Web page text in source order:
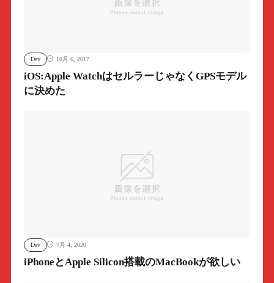
Dev 10月 6, 2017
iOS:Apple WatchはセルラーじゃなくGPSモデル
に決めた
Dev 7月 4, 2020
iPhoneとApple Silicon搭載のMacBookが欲しい